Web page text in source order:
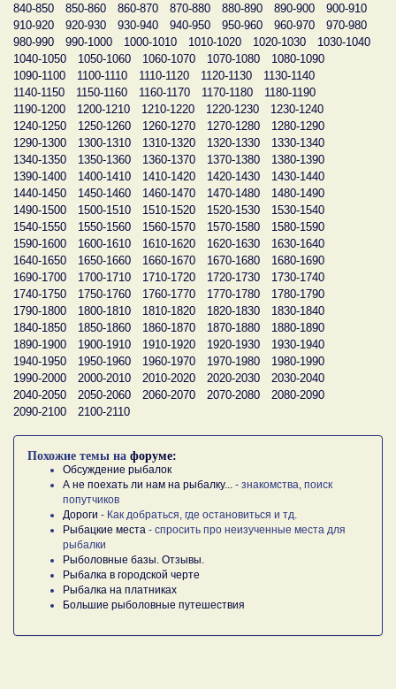
840-850
850-860 860-870 870-880 880-890 890-900
900-910
910-920
920-930 930-940 940-950 950-960 960-970
970-980
980-990
990-1000 1000-1010 1010-1020 1020-1030
1030-1040
1040-1050
1050-1060 1060-1070 1070-1080
1080-1090
1090-1100
1100-1110 1110-1120 1120-1130
1130-1140
1140-1150
1150-1160 1160-1170 1170-1180
1180-1190
1190-1200
1200-1210 1210-1220 1220-1230
1230-1240
1240-1250
1250-1260 1260-1270 1270-1280
1280-1290
1290-1300
1300-1310 1310-1320 1320-1330
1330-1340
1340-1350
1350-1360 1360-1370 1370-1380
1380-1390
1390-1400
1400-1410 1410-1420 1420-1430
1430-1440
1440-1450
1450-1460 1460-1470 1470-1480
1480-1490
1490-1500
1500-1510 1510-1520 1520-1530
1530-1540
1540-1550
1550-1560 1560-1570 1570-1580
1580-1590
1590-1600
1600-1610 1610-1620 1620-1630
1630-1640
1640-1650
1650-1660 1660-1670 1670-1680
1680-1690
1690-1700
1700-1710 1710-1720 1720-1730
1730-1740
1740-1750
1750-1760 1760-1770 1770-1780
1780-1790
1790-1800
1800-1810 1810-1820 1820-1830
1830-1840
1840-1850
1850-1860 1860-1870 1870-1880
1880-1890
1890-1900
1900-1910 1910-1920 1920-1930
1930-1940
1940-1950
1950-1960 1960-1970 1970-1980
1980-1990
1990-2000
2000-2010 2010-2020 2020-2030
2030-2040
2040-2050
2050-2060 2060-2070 2070-2080
2080-2090
2090-2100
2100-2110
Похожие темы на форуме:
Обсуждение рыбалок
А не поехать ли нам на рыбалку...
- знакомства, поиск
попутчиков
Дороги - Как добраться, где остановиться и тд.
Рыбацкие места - спросить про неизученные места для
рыбалки
Рыболовные базы. Отзывы.
Рыбалка в городской черте
Рыбалка на платниках
Большие рыболовные путешествия